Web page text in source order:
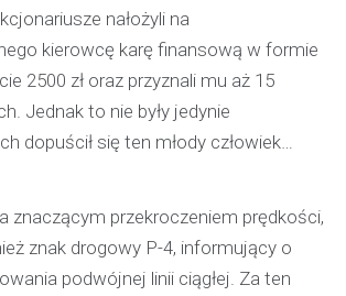
nałożyli na
kierowcę karę finansową w formie
2500 zł oraz przyznali mu aż 15
Jednak to nie były jedynie
dopuścił się ten młody człowiek…
znaczącym przekroczeniem prędkości,
znak drogowy P-4, informujący o
podwójnej linii ciągłej. Za ten